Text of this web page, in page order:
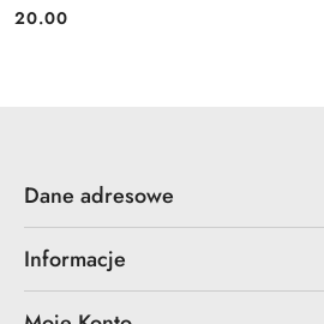
Cena:
20.00
Dane adresowe
Informacje